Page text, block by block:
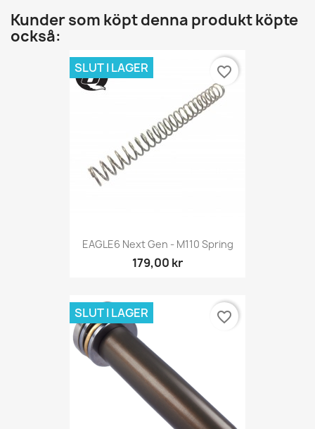
Kunder som köpt denna produkt köpte
också:
EAGLE6 Next Gen - M110 Spring
179,00 kr
SLUT I LAGER favorite_border
SLUT I LAGER favorite_border